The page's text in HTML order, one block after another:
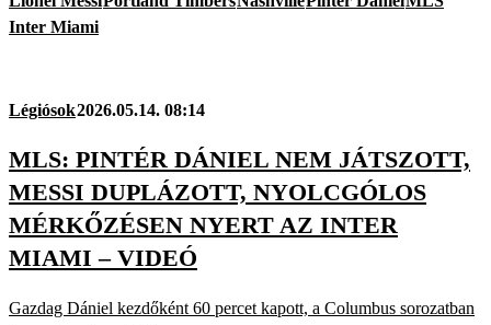
Inter Miami
Légiósok2026.05.14. 08:14
MLS: PINTÉR DÁNIEL NEM JÁTSZOTT,
MESSI DUPLÁZOTT, NYOLCGÓLOS
MÉRKŐZÉSEN NYERT AZ INTER
MIAMI – VIDEÓ
Gazdag Dániel kezdőként 60 percet kapott, a Columbus sorozatban